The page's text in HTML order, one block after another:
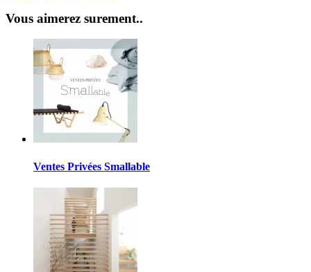
Vous aimerez surement..
Ventes Privées Smallable